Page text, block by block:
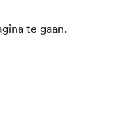
te gaan.